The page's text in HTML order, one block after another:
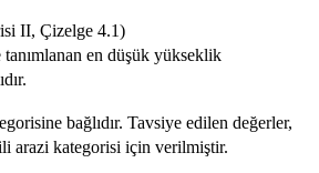
II, Çizelge 4.1)
tanımlanan en düşük yükseklik
bağlıdır. Tavsiye edilen değerler,
arazi kategorisi için verilmiştir.